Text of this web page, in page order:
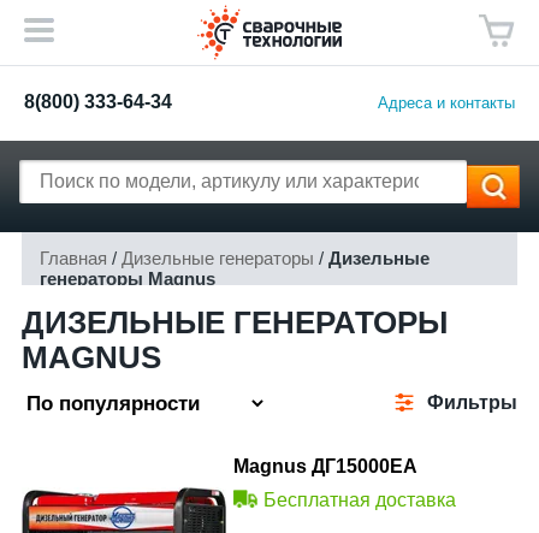
8(800) 333-64-34 Адреса и контакты
Главная / Дизельные генераторы / Дизельные
генераторы Magnus
ДИЗЕЛЬНЫЕ ГЕНЕРАТОРЫ
MAGNUS
Фильтры
Magnus ДГ15000ЕА
Бесплатная доставка